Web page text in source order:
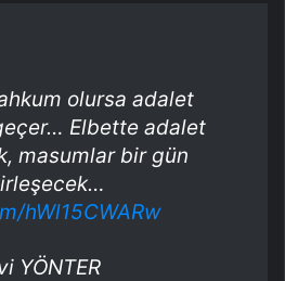
olursa adalet
Elbette adalet
masumlar bir gün
hWl15CWARw
YÖNTER